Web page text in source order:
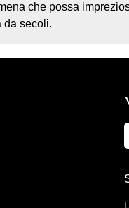
che possa
da secoli.